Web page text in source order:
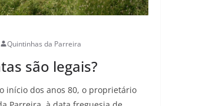
Quintinhas da Parreira
são legais?
início dos anos 80, o proprietário